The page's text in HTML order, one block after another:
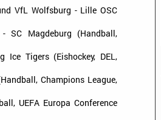
VfL Wolfsburg - Lille OSC
SC Magdeburg (Handball,
Ice Tigers (Eishockey, DEL,
Champions League,
UEFA Europa Conference
AIDA Entertainment
an Bord unserer Schiffe
TV & Film Redakteur (m/w/d)
an Bord unserer Schiffe